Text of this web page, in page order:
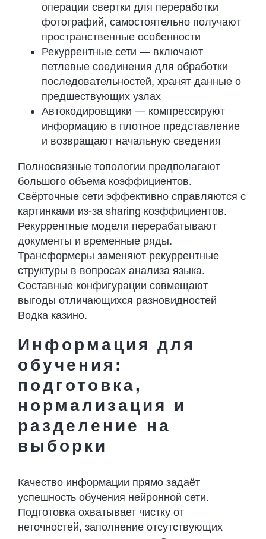
операции свертки для переработки
фотографий, самостоятельно получают
пространственные особенности
Рекуррентные сети — включают
петлевые соединения для обработки
последовательностей, хранят данные о
предшествующих узлах
Автокодировщики — компрессируют
информацию в плотное представление
и возвращают начальную сведения
Полносвязные топологии предполагают
большого объема коэффициентов.
Свёрточные сети эффективно справляются с
картинками из-за sharing коэффициентов.
Рекуррентные модели перерабатывают
документы и временные ряды.
Трансформеры заменяют рекуррентные
структуры в вопросах анализа языка.
Составные конфигурации совмещают
выгоды отличающихся разновидностей
Водка казино.
Информация для
обучения:
подготовка,
нормализация и
разделение на
выборки
Качество информации прямо задаёт
успешность обучения нейронной сети.
Подготовка охватывает чистку от
неточностей, заполнение отсутствующих